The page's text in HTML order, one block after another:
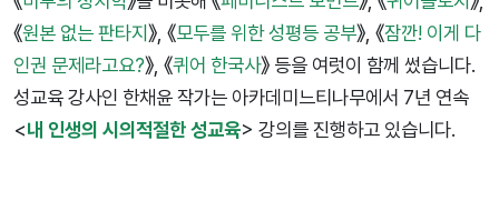
《원본 없는 판타지 》, 《모두를 위한 성평등 공부》, 《잠깐! 이게 다
인권 문제라고요?》, 《퀴어 한국사》 등을 여럿이 함께 썼습니다.
성교육 강사인 한채윤 작가는 아카데미느티나무에서 7년 연속
<내 인생의 시의적절한 성교육> 강의를 진행하고 있습니다.